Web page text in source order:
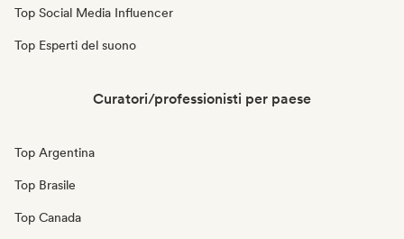
Top Social Media Influencer
Top Esperti del suono
Curatori/professionisti per paese
Top Argentina
Top Brasile
Top Canada